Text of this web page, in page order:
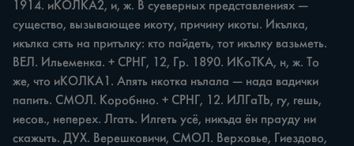
1914. иКОЛКА2, и, ж. В суеверных представлениях —
существо, вызывающее икоту, причину икоты. Икълка,
икълка сять на притълку: кто пайдеть, тот икълку вазьметь.
ВЕЛ. Ильеменка. + СРНГ, 12, Гр. 1890. ИКоТКА, н, ж. То
же, что иКОЛКА1. Апять нкотка нълала — нада вадички
папить. СМОЛ. Коробнно. + СРНГ, 12. ИЛГаТЬ, гу, гешь,
иесов., неперех. Лгать. Илгеть усё, никъда ён прауду ни
скажыть. ДУХ. Верешковичи, СМОЛ. Верховье, Гиездово,